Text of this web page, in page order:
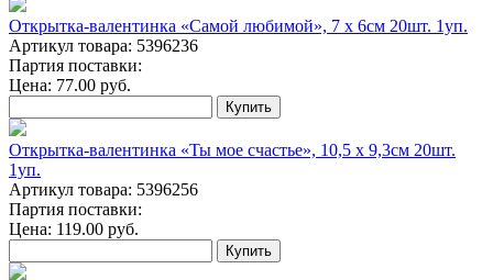
Открытка-валентинка «Самой любимой», 7 х 6см 20шт. 1уп.
Артикул товара: 5396236
Партия поставки:
Цена: 77.00 руб.
Купить
Открытка-валентинка «Ты мое счастье», 10,5 х 9,3см 20шт.
1уп.
Артикул товара: 5396256
Партия поставки:
Цена: 119.00 руб.
Купить